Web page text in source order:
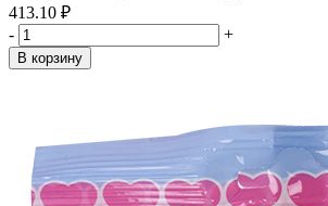
413.10 ₽
-
+
В корзину